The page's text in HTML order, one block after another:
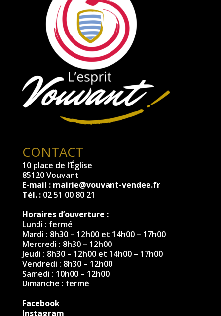
CONTACT
10 place de l’Église
85120 Vouvant
E-mail : mairie@vouvant-vendee.fr
Tél. : 02 51 00 80 21
Horaires d’ouverture :
Lundi : fermé
Mardi : 8h30 – 12h00 et 14h00 – 17h00
Mercredi : 8h30 – 12h00
Jeudi : 8h30 – 12h00 et 14h00 – 17h00
Vendredi : 8h30 – 12h00
Samedi : 10h00 – 12h00
Dimanche : fermé
Facebook
Instagram